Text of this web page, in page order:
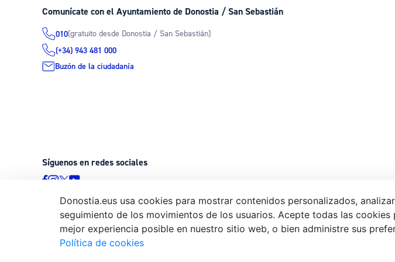
Comunícate con el Ayuntamiento de Donostia / San Sebastián
010(gratuito desde Donostia / San Sebastián)
(+34) 943 481 000
Buzón de la ciudadanía
Síguenos en redes sociales
© Donostiako Udala - Ayuntamiento de Donostia / San Sebastián Ijentea 1,
20003 Donostia / San Sebastián
Donostia.eus usa cookies para mostrar contenidos personalizados,
seguimiento de los movimientos de los usuarios. Acepte todas las cookies
mejor experiencia posible en nuestro sitio web, o bien administre sus
Política de cookies